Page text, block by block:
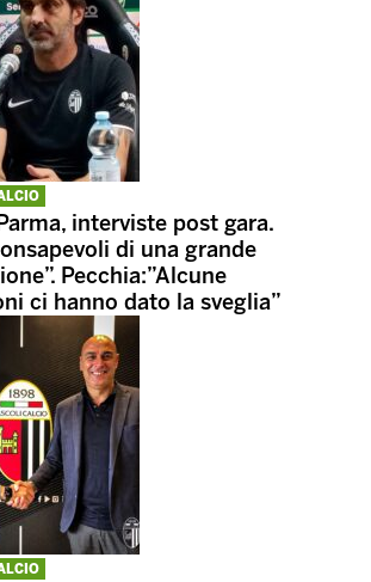
interviste post gara.
di una grande
Pecchia:”Alcune
ci hanno dato la sveglia”